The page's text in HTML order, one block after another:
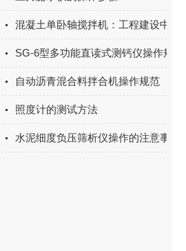
混凝土单卧轴搅拌机：工程建设中的“
SG-6型多功能直读式测钙仪操作规程
自动沥青混合料拌合机操作规范
照度计的测试方法
水泥细度负压筛析仪操作的注意事项